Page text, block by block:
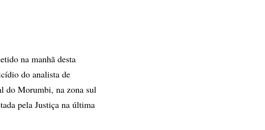
na manhã desta
do analista de
do Morumbi, na zona sul
pela Justiça na última